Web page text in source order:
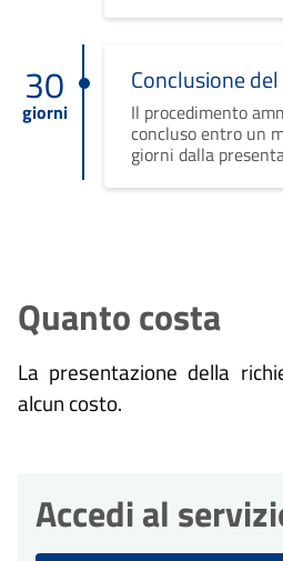
30
giorni
Conclusione
Il procedimento
concluso entro un
giorni dalla
Quanto costa
La presentazione della
alcun costo.
Accedi al